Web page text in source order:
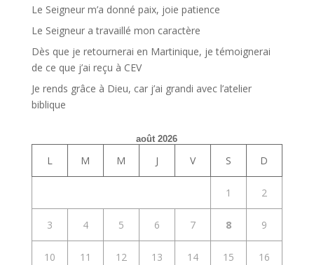
Le Seigneur m’a donné paix, joie patience
Le Seigneur a travaillé mon caractère
Dès que je retournerai en Martinique, je témoignerai
de ce que j’ai reçu à CEV
Je rends grâce à Dieu, car j’ai grandi avec l’atelier
biblique
août 2026
L M M J V S D
1 2
3 4 5 6 7 8 9
10 11 12 13 14 15 16